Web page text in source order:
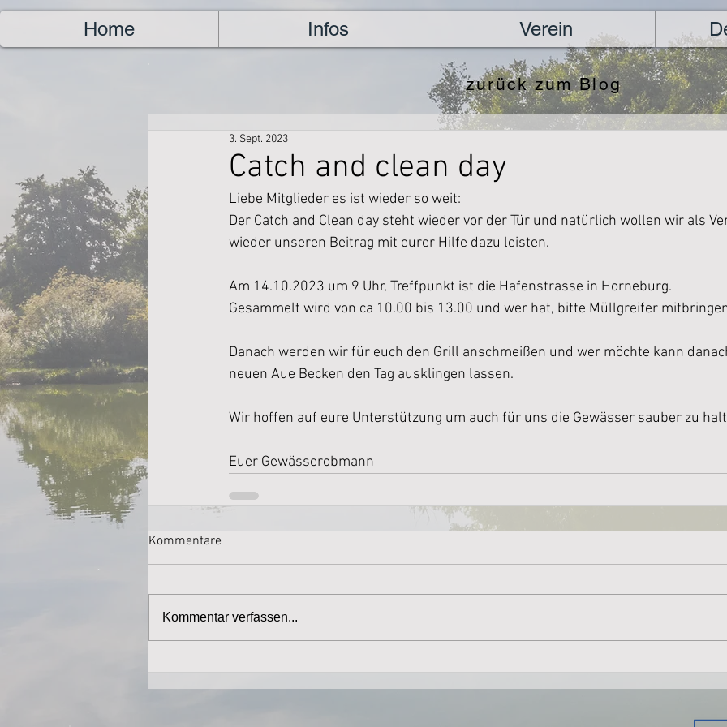
Home Infos Verein
zurück zum Blog
Catch and clean day
3. Sept. 2023
Liebe Mitglieder es ist wieder so weit:
Der Catch and Clean day steht wieder vor der Tür und natürlich wollen wir als
wieder unseren Beitrag mit eurer Hilfe dazu leisten.
Am 14.10.2023 um 9 Uhr, Treffpunkt ist die Hafenstrasse in Horneburg.
Gesammelt wird von ca 10.00 bis 13.00 und wer hat, bitte Müllgreifer
Danach werden wir für euch den Grill anschmeißen und wer möchte kann
neuen Aue Becken den Tag ausklingen lassen.
Wir hoffen auf eure Unterstützung um auch für uns die Gewässer sauber zu
Euer Gewässerobmann
Kommentare
Kommentar verfassen...